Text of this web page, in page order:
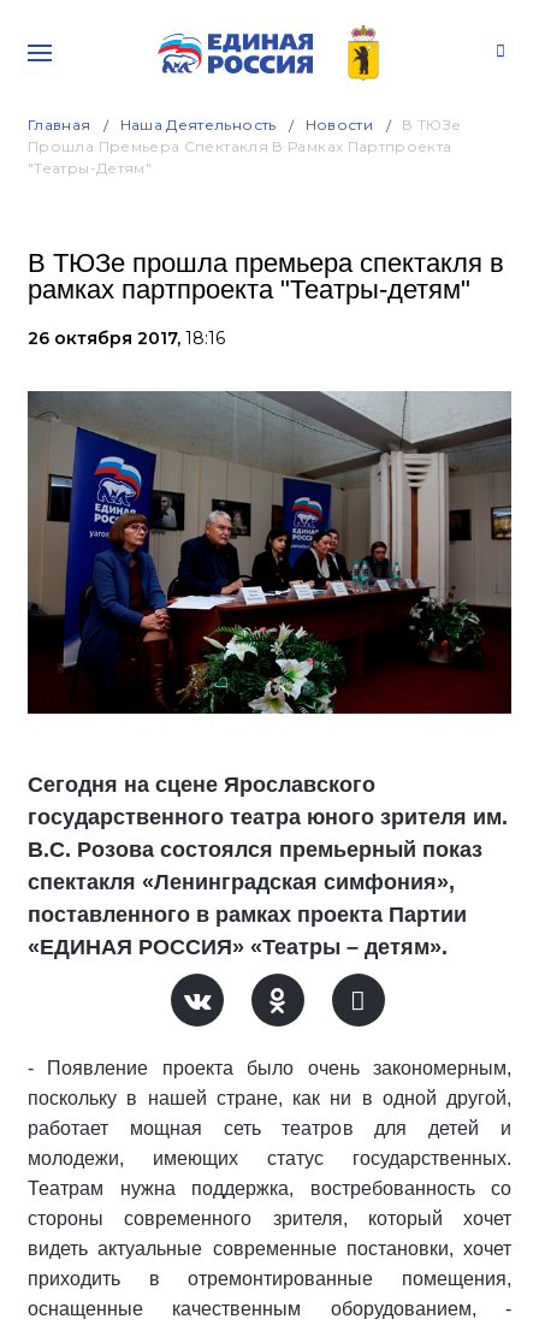
Главная Наша Деятельность Новости
В ТЮЗе
Прошла Премьера Спектакля В Рамках Партпроекта
"Театры-Детям"
В ТЮЗе прошла премьера спектакля в
рамках партпроекта "Театры-детям"
26 октября 2017, 18:16
Сегодня на сцене Ярославского
государственного театра юного зрителя им.
В.С. Розова состоялся премьерный показ
спектакля «Ленинградская симфония»,
поставленного в рамках проекта Партии
«ЕДИНАЯ РОССИЯ» «Театры – детям».
- Появление проекта было очень закономерным,
поскольку в нашей стране, как ни в одной другой,
работает мощная сеть театров для детей и
молодежи, имеющих статус государственных.
Театрам нужна поддержка, востребованность со
стороны современного зрителя, который хочет
видеть актуальные современные постановки, хочет
приходить в отремонтированные помещения,
оснащенные качественным оборудованием, -